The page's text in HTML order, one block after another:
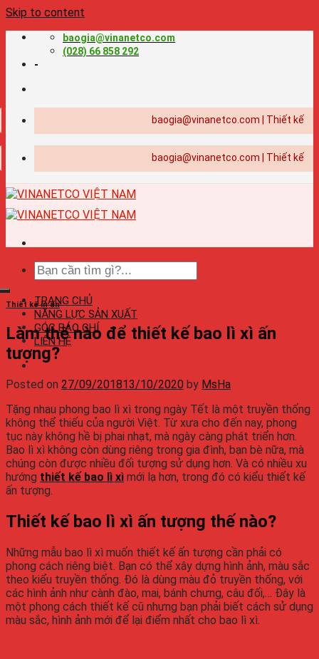
Skip to content
baogia@vinanetco.com
(028) 66 858 292
-
baogia@vinanetco.com | Thiết kế - in ấn
baogia@vinanetco.com | Thiết kế - in ấn
TRANG CHỦ
NĂNG LỰC SẢN XUẤT
GÓC BÁO CHÍ
LIÊN HỆ
Thiết kế in ấn
Làm thế nào để thiết kế bao lì xì ấn
tượng?
Posted on 27/09/201813/10/2020 by MsHa
Tặng nhau phong bao lì xì trong ngày Tết là một truyền thống
không thể thiếu của người Việt. Từ xưa cho đến nay, phong
tục này không hề bị phai nhạt, mà ngày càng phát triển hơn.
Bao lì xì không còn dùng riêng trong gia đình, bạn bè nữa, mà
chúng còn được nhiều đối tượng sử dụng hơn. Và có nhiều xu
hướng thiết kế bao lì xì mới lạ hơn, trong đó có kiểu thiết kế
ấn tượng.
Thiết kế bao lì xì ấn tượng thế nào?
Những mẫu bao lì xì muốn thiết kế ấn tượng cần phải có
phong cách riêng biệt. Bạn có thể xây dựng hình ảnh, màu sắc
theo kiểu truyền thống. Đó là dùng màu đỏ truyền thống, với
các hình ảnh như cành đào, mai, bánh chưng, câu đối,… Đây là
một phong cách thiết kế cũ nhưng bạn phải biết cách sử dụng
màu sắc, hình ảnh mới để lại điểm nhất cho bao lì xì.